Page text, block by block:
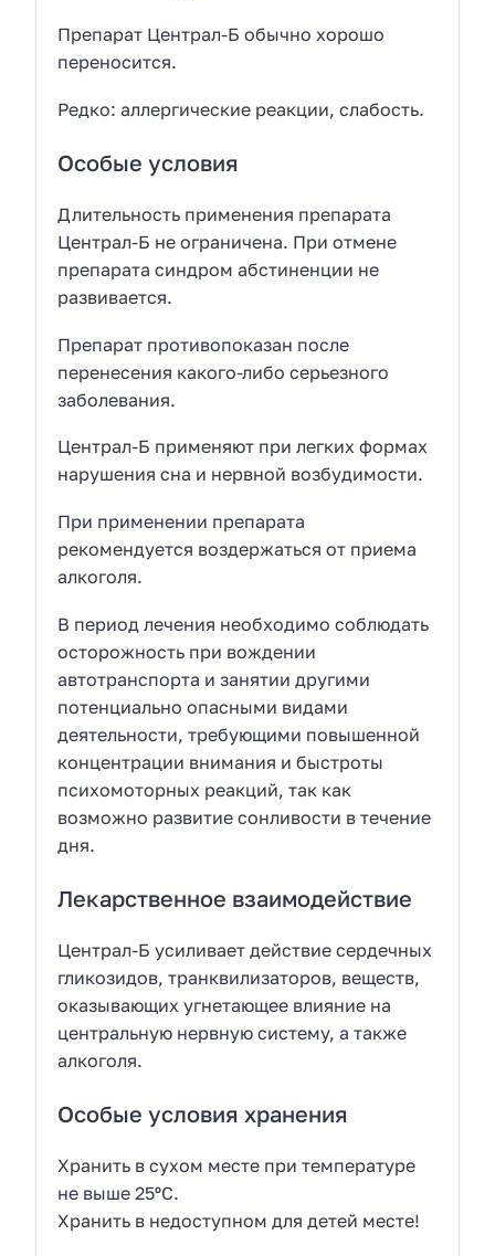
Препарат Централ-Б обычно хорошо
переносится.
Редко: аллергические реакции, слабость.
Особые условия
Длительность применения препарата
Централ-Б не ограничена. При отмене
препарата синдром абстиненции не
развивается.
Препарат противопоказан после
перенесения какого-либо серьезного
заболевания.
Централ-Б применяют при легких формах
нарушения сна и нервной возбудимости.
При применении препарата
рекомендуется воздержаться от приема
алкоголя.
В период лечения необходимо соблюдать
осторожность при вождении
автотранспорта и занятии другими
потенциально опасными видами
деятельности, требующими повышенной
концентрации внимания и быстроты
психомоторных реакций, так как
возможно развитие сонливости в течение
дня.
Лекарственное взаимодействие
Централ-Б усиливает действие сердечных
гликозидов, транквилизаторов, веществ,
оказывающих угнетающее влияние на
центральную нервную систему, а также
алкоголя.
Особые условия хранения
Хранить в сухом месте при температуре
не выше 25ºС.
Хранить в недоступном для детей месте!